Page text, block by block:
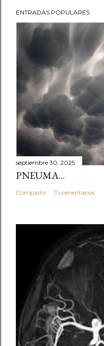
ENTRADAS POPULARES
septiembre 30, 2025
PNEUMA...
Compartir 7 comentarios